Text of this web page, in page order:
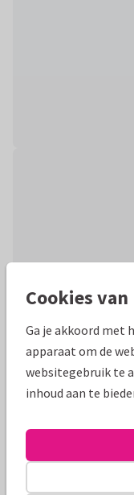
Een schattige
Alle kaarten zijn
Cookies
Ga je akkoord met
apparaat om de
websitegebruik te
inhoud aan te